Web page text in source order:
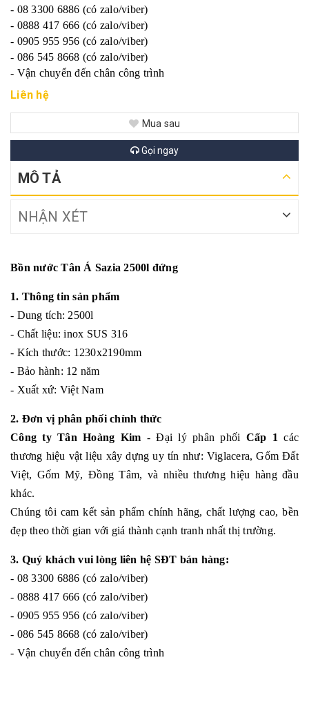
- 08 3300 6886 (có zalo/viber)
- 0888 417 666 (có zalo/viber)
- 0905 955 956 (có zalo/viber)
- 086 545 8668 (có zalo/viber)
- Vận chuyển đến chân công trình
Liên hệ
Mua sau
Gọi ngay
MÔ TẢ
NHẬN XÉT
Bồn nước Tân Á Sazia 2500l đứng
1. Thông tin sản phẩm
- Dung tích: 2500l
- Chất liệu: inox SUS 316
- Kích thước: 1230x2190mm
- Bảo hành: 12 năm
- Xuất xứ: Việt Nam
2. Đơn vị phân phối chính thức
Công ty Tân Hoàng Kim - Đại lý phân phối Cấp 1 các
thương hiệu vật liệu xây dựng uy tín như: Viglacera, Gốm Đất
Việt, Gốm Mỹ, Đồng Tâm, và nhiều thương hiệu hàng đầu
khác.
Chúng tôi cam kết sản phẩm chính hãng, chất lượng cao, bền
đẹp theo thời gian với giá thành cạnh tranh nhất thị trường.
3. Quý khách vui lòng liên hệ SĐT bán hàng:
- 08 3300 6886 (có zalo/viber)
- 0888 417 666 (có zalo/viber)
- 0905 955 956 (có zalo/viber)
- 086 545 8668 (có zalo/viber)
- Vận chuyển đến chân công trình